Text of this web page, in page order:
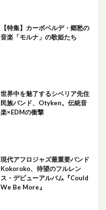
【特集】カーボベルデ・郷愁の
音楽「モルナ」の歌姫たち
世界中を魅了するシベリア先住
民族バンド、Otyken。伝統音
楽×EDMの衝撃
現代アフロジャズ最重要バンド
Kokoroko、待望のフルレン
ス・デビューアルバム『Could
We Be More』